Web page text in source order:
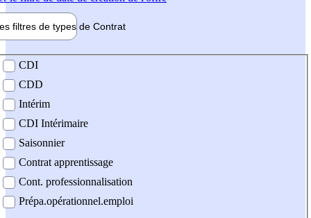
filtres de types de Contrat
contrat
CDI
CDD
Intérim
CDI Intérimaire
Saisonnier
Contrat apprentissage
Cont. professionnalisation
Prépa.opérationnel.emploi